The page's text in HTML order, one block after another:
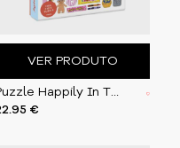
VER PRODUTO
Puzzle Happily In The 90´s 1000 peças
€